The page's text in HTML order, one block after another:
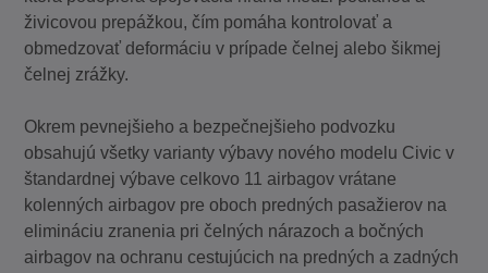
živicovou prepážkou, čím pomáha kontrolovať a
obmedzovať deformáciu v prípade čelnej alebo šikmej
čelnej zrážky.
Okrem pevnejšieho a bezpečnejšieho podvozku
obsahujú všetky varianty výbavy nového modelu Civic v
štandardnej výbave celkovo 11 airbagov vrátane
kolenných airbagov pre oboch predných pasažierov na
elimináciu zranenia pri čelných nárazoch a bočných
airbagov na ochranu cestujúcich na predných a zadných